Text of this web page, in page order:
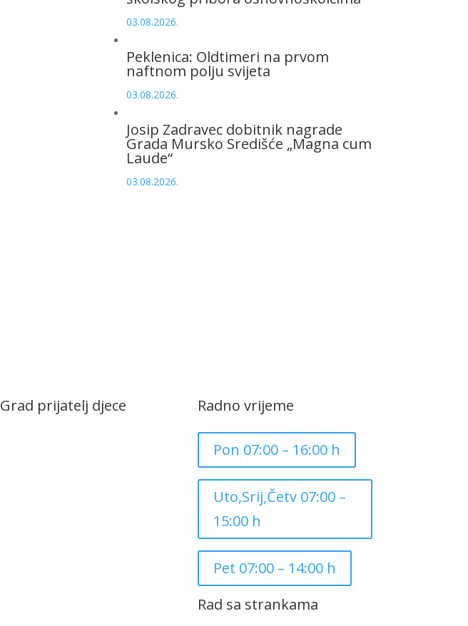
03.08.2026.
Peklenica: Oldtimeri na prvom
naftnom polju svijeta
03.08.2026.
Josip Zadravec dobitnik nagrade
Grada Mursko Središće „Magna cum
Laude“
03.08.2026.
Grad prijatelj djece Radno vrijeme
Pon 07:00 – 16:00 h
Uto,Srij,Četv 07:00 –
15:00 h
Pet 07:00 – 14:00 h
Rad sa strankama